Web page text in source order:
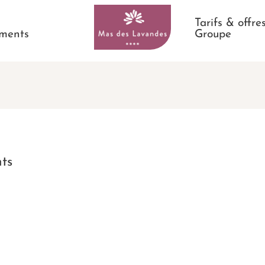
Tarifs &
Groupe